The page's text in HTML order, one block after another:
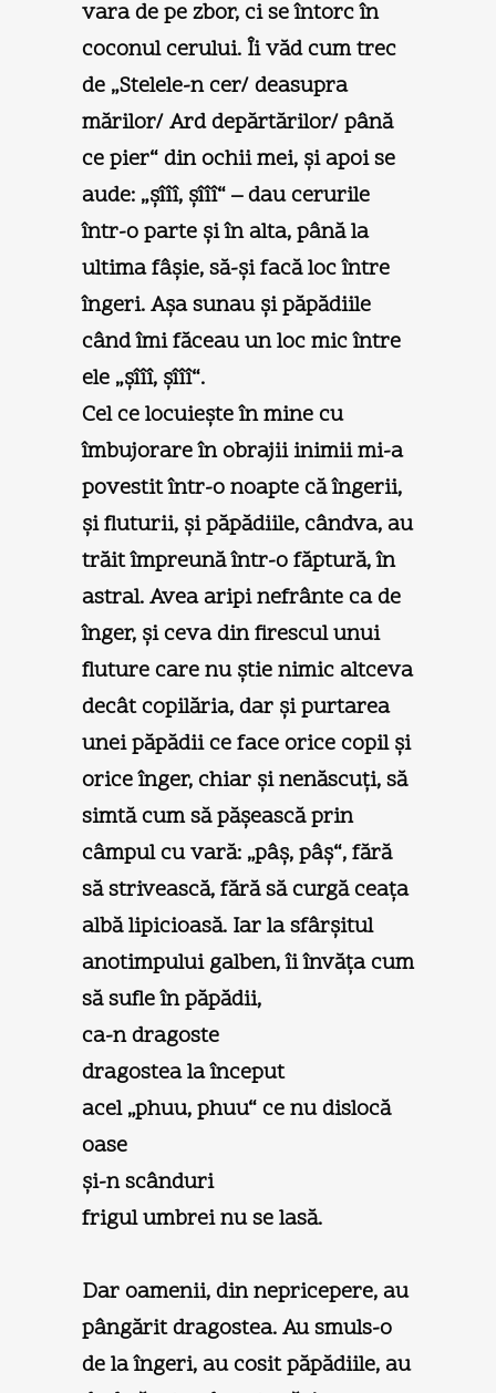
vara de pe zbor, ci se întorc în
coconul cerului. Îi văd cum trec
de „Stelele-n cer/ deasupra
mărilor/ Ard depărtărilor/ până
ce pier“ din ochii mei, şi apoi se
aude: „şîîî, şîîî“ – dau cerurile
într-o parte şi în alta, până la
ultima fâşie, să-şi facă loc între
îngeri. Aşa sunau şi păpădiile
când îmi făceau un loc mic între
ele „şîîî, şîîî“.
Cel ce locuieşte în mine cu
îmbujorare în obrajii inimii mi-a
povestit într-o noapte că îngerii,
şi fluturii, şi păpădiile, cândva, au
trăit împreună într-o făptură, în
astral. Avea aripi nefrânte ca de
înger, şi ceva din firescul unui
fluture care nu ştie nimic altceva
decât copilăria, dar şi purtarea
unei păpădii ce face orice copil şi
orice înger, chiar şi nenăscuţi, să
simtă cum să păşească prin
câmpul cu vară: „pâş, pâş“, fără
să strivească, fără să curgă ceaţa
albă lipicioasă. Iar la sfârşitul
anotimpului galben, îi învăţa cum
să sufle în păpădii,
ca-n dragoste
dragostea la început
acel „phuu, phuu“ ce nu dislocă
oase
şi-n scânduri
frigul umbrei nu se lasă.
Dar oamenii, din nepricepere, au
pângărit dragostea. Au smuls-o
de la îngeri, au cosit păpădiile, au